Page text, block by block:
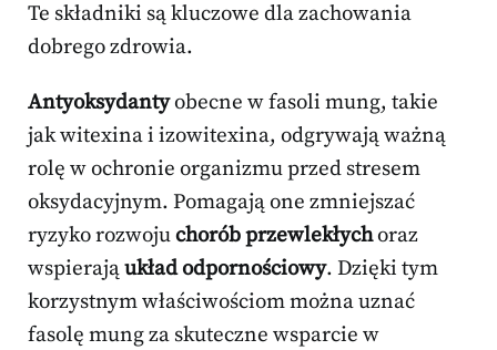
Te składniki są kluczowe dla zachowania
dobrego zdrowia.
Antyoksydantyobecne w fasoli mung, takie
jak witexina i izowitexina, odgrywają ważną
rolę w ochronie organizmu przed stresem
oksydacyjnym. Pomagają one zmniejszać
ryzyko rozwojuchorób przewlekłychoraz
wspierająukład odpornościowy. Dzięki tym
korzystnym właściwościom można uznać
fasolę mung za skuteczne wsparcie w